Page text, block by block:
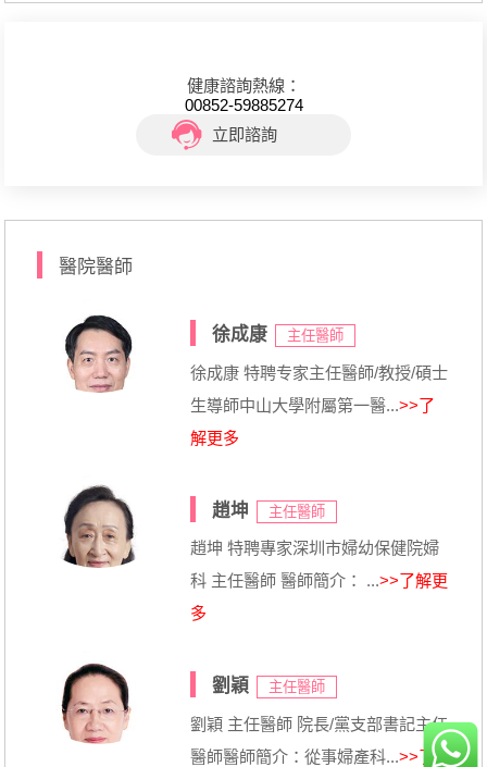
健康諮詢熱線：
00852-59885274
立即諮詢
醫院醫師
徐成康 主任醫師
徐成康 特聘专家主任醫師/教授/碩士
生導師中山大學附屬第一醫...>>了
解更多
趙坤 主任醫師
趙坤 特聘專家深圳市婦幼保健院婦
科 主任醫師 醫師簡介： ...>>了解更
多
劉穎 主任醫師
劉穎 主任醫師 院長/黨支部書記主任
醫師醫師簡介：從事婦產科...>>了